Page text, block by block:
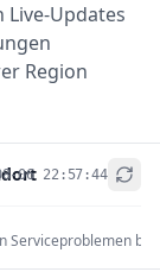
Live-Updates
Region
06 22:57:44
Serviceproblemen
+